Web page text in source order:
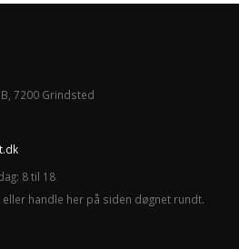
7200 Grindsted
8 til 18
handle her på siden døgnet rundt.